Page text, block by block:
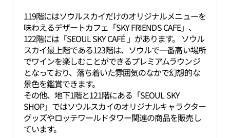
119階にはソウルスカイだけのオリジナルメニューを
味わえるデザートカフェ「SKY FRIENDS CAFE」、
122階には「SEOUL SKY CAFÉ 」があります。 ソウル
スカイ最上階である123階は、ソウルで一番高い場所
でワインを楽しむことができるプレミアムラウンジ
となっており、落ち着いた雰囲気のなかで幻想的な
景色を鑑賞できます。
その他、地下1階と121階にある「SEOUL SKY
SHOP」ではソウルスカイのオリジナルキャラクター
グッズやロッテワールドタワー関連の商品を販売し
ています。